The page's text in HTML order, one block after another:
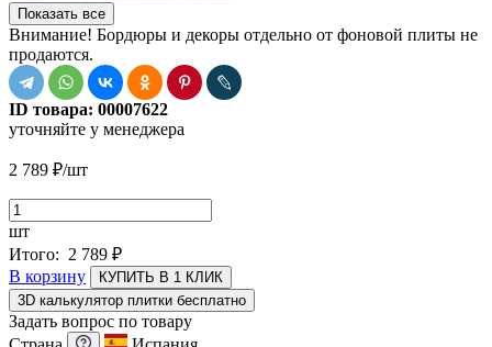
Показать все
Внимание! Бордюры и декоры отдельно от фоновой плиты не
продаются.
ID товара: 00007622
уточняйте у менеджера
2 789 ₽/шт
шт
Итого: 2 789 ₽
В корзину
КУПИТЬ В 1 КЛИК
3D калькулятор плитки бесплатно
Задать вопрос по товару